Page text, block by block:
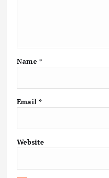
Name *
Email *
Website